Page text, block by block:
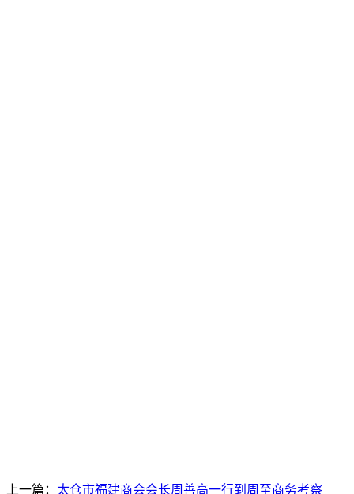
上一篇： 太仓市福建商会会长周善高一行到周至商务考察